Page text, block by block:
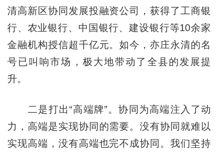
清高新区协同发展投融资公司，获得了工商银
行、农业银行、中国银行、建设银行等10余家
金融机构授信超千亿元。如今，亦庄永清的名
号已叫响市场，极大地带动了全县的发展提
升。
二是打出“高端牌”。协同为高端注入了动
力，高端是实现协同的需要。没有协同就难以
实现高端，没有高端也完不成协同。我们坚持